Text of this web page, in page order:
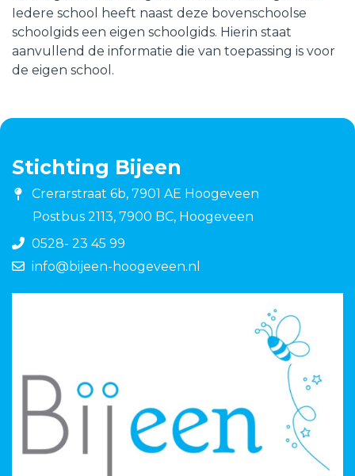
Iedere school heeft naast deze bovenschoolse
schoolgids een eigen schoolgids. Hierin staat
aanvullend de informatie die van toepassing is voor
de eigen school.
Stichting Bijeen
Crerarstraat 6b, 7901 AE Hoogeveen
Postbus 2113, 7900 BC, Hoogeveen
0528- 23 45 99
info@bijeen-hoogeveen.nl